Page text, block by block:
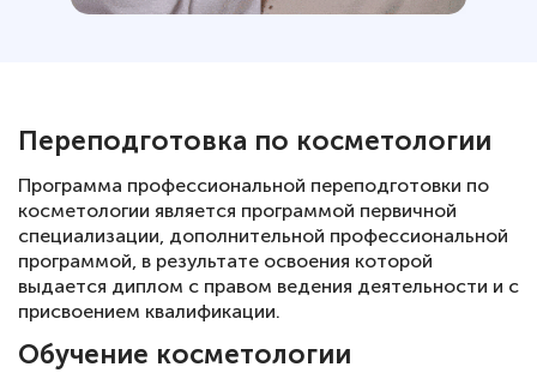
Переподготовка по косметологии
Программа профессиональной переподготовки по
косметологии является программой первичной
специализации, дополнительной профессиональной
программой, в результате освоения которой
выдается диплом с правом ведения деятельности и с
присвоением квалификации.
Обучение косметологии